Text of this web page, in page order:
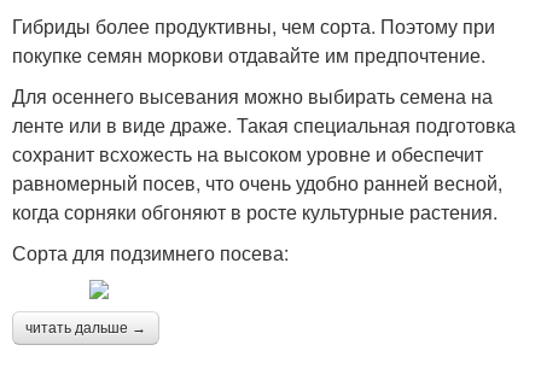
Гибриды более продуктивны, чем сорта. Поэтому при
покупке семян моркови отдавайте им предпочтение.
Для осеннего высевания можно выбирать семена на
ленте или в виде драже. Такая специальная подготовка
сохранит всхожесть на высоком уровне и обеспечит
равномерный посев, что очень удобно ранней весной,
когда сорняки обгоняют в росте культурные растения.
Сорта для подзимнего посева:
читать дальше →